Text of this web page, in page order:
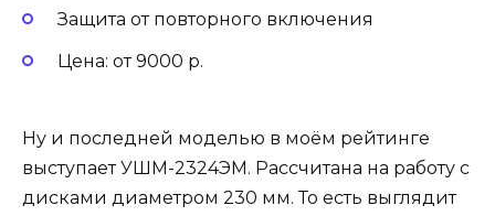
Защита от повторного включения
Цена: от 9000 р.
Ну и последней моделью в моём рейтинге
выступает УШМ-2324ЭМ. Рассчитана на работу с
дисками диаметром 230 мм. То есть выглядит